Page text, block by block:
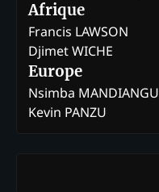
Afrique
Francis LAWSON
Djimet WICHE
Europe
Nsimba MANDIANGU
Kevin PANZU